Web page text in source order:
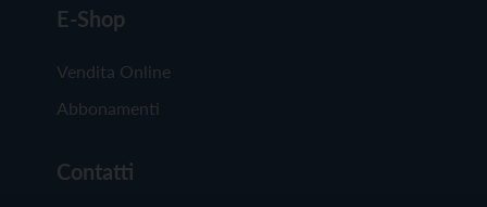
E-Shop
Vendita Online
Abbonamenti
Contatti